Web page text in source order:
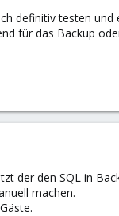
definitiv testen
für das Backup
der den SQL in
machen.